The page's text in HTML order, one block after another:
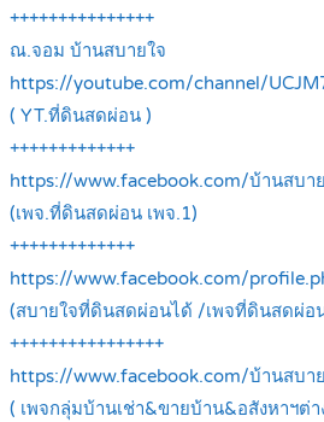
+++++++++++++++
ณ.จอม บ้านสบายใจ
https://youtube.com/channel/
( YT.ที่ดินสดผ่อน )
+++++++++++++
https://www.facebook.com/บ้านสบา
(เพจ.ที่ดินสดผ่อน เพจ.1)
+++++++++++++
https://www.facebook.com/
(สบายใจที่ดินสดผ่อนได้ /เพจที่ดินสดผ่อ
++++++++++++++++
https://www.facebook.com/บ้านสบ
( เพจกลุ่มบ้านเช่า&ขายบ้าน&อสังหาฯต่า